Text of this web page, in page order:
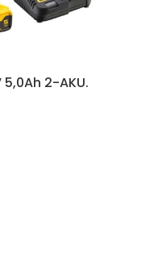
5,0Ah 2-AKU.